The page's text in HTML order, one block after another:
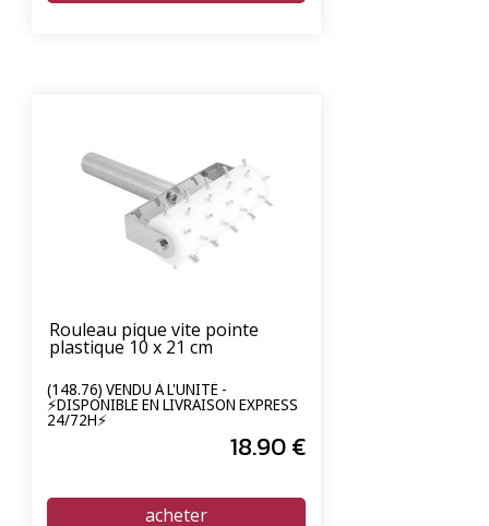
Rouleau pique vite pointe
plastique 10 x 21 cm
(148.76) VENDU À L'UNITÉ -
⚡DISPONIBLE EN LIVRAISON EXPRESS
24/72H⚡
18.90€